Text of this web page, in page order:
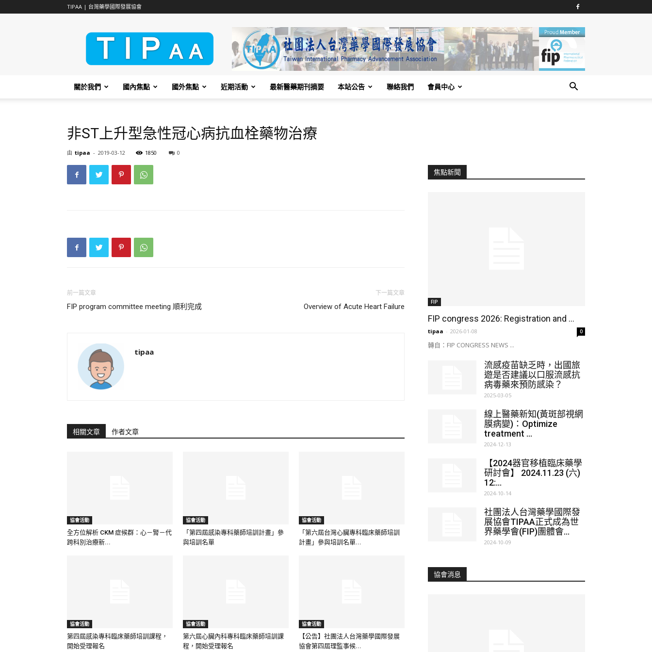
TIPAA | 台灣藥學國際發展協會
TIPAA
關於我們 國內焦點 國外焦點 近期活動 最新醫藥期刊摘要 本站公告 聯絡我們 會員中心
非ST上升型急性冠心病抗血栓藥物治療
由 tipaa - 2019-03-12 1850 0
前一篇文章
FIP program committee meeting 順利完成
下一篇文章
Overview of Acute Heart Failure
tipaa
相關文章 作者文章
協會活動
全方位解析 CKM 症候群：心－腎－代
跨科別治療新...
協會活動
「第四屆感染專科藥師培訓計畫」參
與培訓名單
協會活動
「第六屆台灣心臟專科臨床藥師培訓
計畫」參與培訓名單...
協會活動
第四屆感染專科臨床藥師培訓課程，
開始受理報名
協會活動
第六屆心臟內科專科臨床藥師培訓課
程，開始受理報名
協會活動
【公告】社團法人台灣藥學國際發展
協會第四屆理監事候...
焦點新聞
FIP
FIP congress 2026: Registration and ...
tipaa - 2026-01-08 0
轉自：FIP CONGRESS NEWS ...
流感疫苗缺乏時，出國旅
遊是否建議以口服流感抗
病毒藥來預防感染？
2025-03-05
線上醫藥新知(黃斑部視網
膜病變)：Optimize
treatment ...
2024-12-13
【2024器官移植臨床藥學
研討會】 2024.11.23 (六)
12:...
2024-10-14
社團法人台灣藥學國際發
展協會TIPAA正式成為世
界藥學會(FIP)團體會...
2024-10-09
協會消息